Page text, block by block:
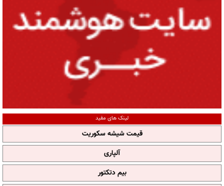
لینک های مفید
قیمت شیشه سکوریت
آلپاری
بیم دتکتور